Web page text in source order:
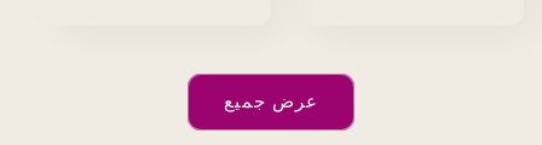
عرض جميع